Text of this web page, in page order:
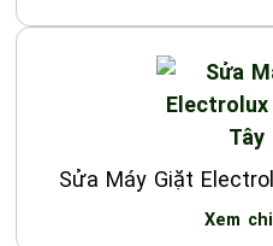
Sửa Máy Giặt
Xem